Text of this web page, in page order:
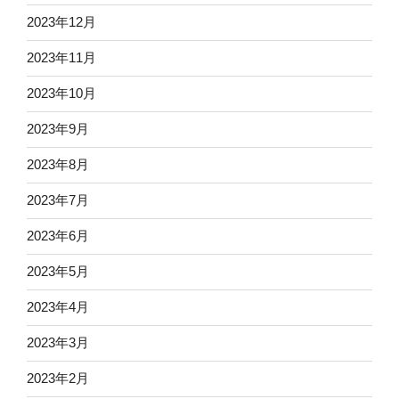
2023年12月
2023年11月
2023年10月
2023年9月
2023年8月
2023年7月
2023年6月
2023年5月
2023年4月
2023年3月
2023年2月